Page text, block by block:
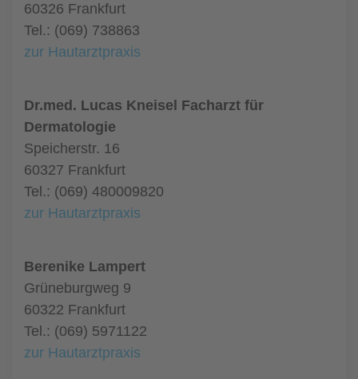
60326 Frankfurt
Tel.: (069) 738863
zur Hautarztpraxis
Dr.med. Lucas Kneisel Facharzt für
Dermatologie
Speicherstr. 16
60327 Frankfurt
Tel.: (069) 480009820
zur Hautarztpraxis
Berenike Lampert
Grüneburgweg 9
60322 Frankfurt
Tel.: (069) 5971122
zur Hautarztpraxis